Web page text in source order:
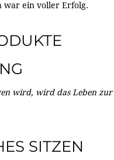
war ein voller Erfolg.
wird, wird das Leben zur
SITZEN